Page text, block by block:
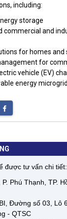
including:
storage
commercial and
for homes and
for
vehicle (EV)
energy
được tư vấn chi tiết:
Phú Thạnh, TP.
Đường số 03, Lô
- QTSC